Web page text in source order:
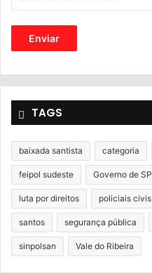
TAGS
baixada santista categoria
feipol sudeste Governo de SP
luta por direitos policiais civis
santos segurança pública
sinpolsan Vale do Ribeira